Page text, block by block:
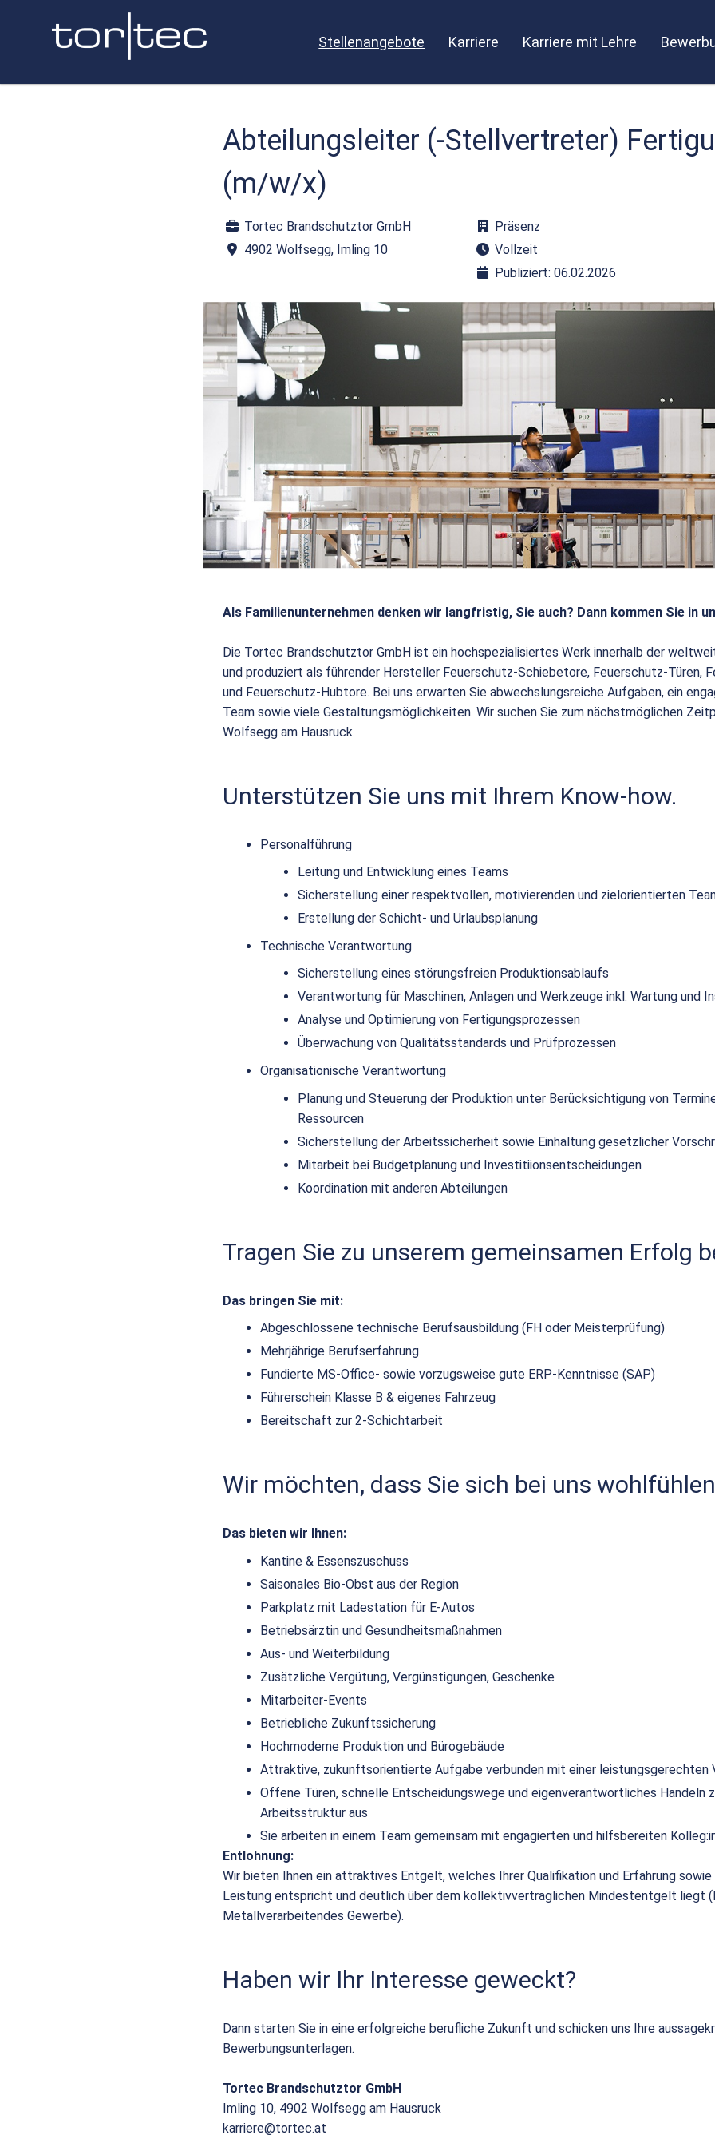
Stellenangebote Karriere Karriere mit Lehre
Abteilungsleiter (-Stellvertreter)
(m/w/x)
Tortec Brandschutztor GmbH
4902 Wolfsegg, Imling 10
Präsenz
Vollzeit
Publiziert: 06.02.2026
Als Familienunternehmen denken wir langfristig, Sie auch? Dann kommen Sie in
Die Tortec Brandschutztor GmbH ist ein hochspezialisiertes Werk innerhalb der
und produziert als führender Hersteller Feuerschutz-Schiebetore, Feuerschutz-Türen,
und Feuerschutz-Hubtore. Bei uns erwarten Sie abwechslungsreiche Aufgaben, ein
Team sowie viele Gestaltungsmöglichkeiten. Wir suchen Sie zum nächstmöglichen
Wolfsegg am Hausruck.
Unterstützen Sie uns mit Ihrem Know-how.
Personalführung
Leitung und Entwicklung eines Teams
Sicherstellung einer respektvollen, motivierenden und zielorientierten
Erstellung der Schicht- und Urlaubsplanung
Technische Verantwortung
Sicherstellung eines störungsfreien Produktionsablaufs
Verantwortung für Maschinen, Anlagen und Werkzeuge inkl. Wartung und
Analyse und Optimierung von Fertigungsprozessen
Überwachung von Qualitätsstandards und Prüfprozessen
Organisationische Verantwortung
Planung und Steuerung der Produktion unter Berücksichtigung von
Ressourcen
Sicherstellung der Arbeitssicherheit sowie Einhaltung gesetzlicher
Mitarbeit bei Budgetplanung und Investitiionsentscheidungen
Koordination mit anderen Abteilungen
Tragen Sie zu unserem gemeinsamen Erfolg
Das bringen Sie mit:
Abgeschlossene technische Berufsausbildung (FH oder Meisterprüfung)
Mehrjährige Berufserfahrung
Fundierte MS-Office- sowie vorzugsweise gute ERP-Kenntnisse (SAP)
Führerschein Klasse B & eigenes Fahrzeug
Bereitschaft zur 2-Schichtarbeit
Wir möchten, dass Sie sich bei uns
Das bieten wir Ihnen:
Kantine & Essenszuschuss
Saisonales Bio-Obst aus der Region
Parkplatz mit Ladestation für E-Autos
Betriebsärztin und Gesundheitsmaßnahmen
Aus- und Weiterbildung
Zusätzliche Vergütung, Vergünstigungen, Geschenke
Mitarbeiter-Events
Betriebliche Zukunftssicherung
Hochmoderne Produktion und Bürogebäude
Attraktive, zukunftsorientierte Aufgabe verbunden mit einer leistungsgerechten
Offene Türen, schnelle Entscheidungswege und eigenverantwortliches Handeln
Arbeitsstruktur aus
Sie arbeiten in einem Team gemeinsam mit engagierten und hilfsbereiten
Entlohnung:
Wir bieten Ihnen ein attraktives Entgelt, welches Ihrer Qualifikation und Erfahrung sowie
Leistung entspricht und deutlich über dem kollektivvertraglichen Mindestentgelt liegt
Metallverarbeitendes Gewerbe).
Haben wir Ihr Interesse geweckt?
Dann starten Sie in eine erfolgreiche berufliche Zukunft und schicken uns Ihre
Bewerbungsunterlagen.
Tortec Brandschutztor GmbH
Imling 10, 4902 Wolfsegg am Hausruck
karriere@tortec.at